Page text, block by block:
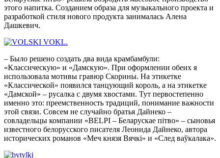
этого напитка. Созданием образа для музыкального проекта и
разработкой стиля нового продукта занималась Алена
Дашкевич.
– Было решено создать два вида крамбамбули:
«Классическую» и «Дамскую». При оформлении обеих я
использовала мотивы гравюр Скорины. На этикетке
«Классической» появился танцующий король, а на этикетке
«Дамской» – русалка с двумя хвостами. Тут первостепенно
именно это: преемственность традиций, понимание важности
этой связи. Совсем не случайно братья Дайнеко –
совладельцы компании «BELPI – Беларускае пітво» – сыновья
известного белорусского писателя Леонида Дайнеко, автора
исторических романов «Меч князя Вячкі» и «След ваўкалака».